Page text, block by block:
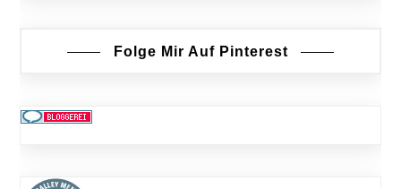
Folge Mir Auf Pinterest